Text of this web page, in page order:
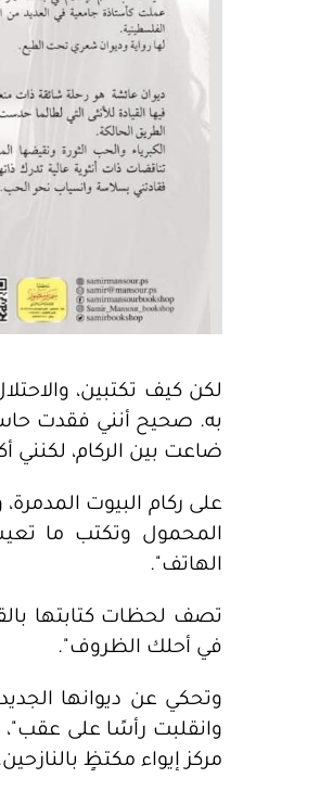
لكن كيف تكتبين،
به. صحيح أنني فقدت
ضاعت بين الركام، لكنني
على ركام البيوت
الهاتف".
تصف لحظات كتابتها
في أحلك الظروف".
وتحكي عن ديوانها
وانقلبت رأسًا على
مركز إيواء مكتظٍ